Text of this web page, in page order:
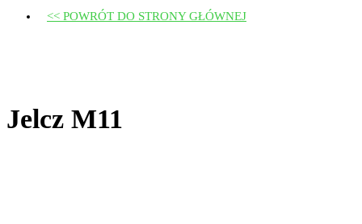
<< POWRÓT DO STRONY GŁÓWNEJ
Jelcz M11